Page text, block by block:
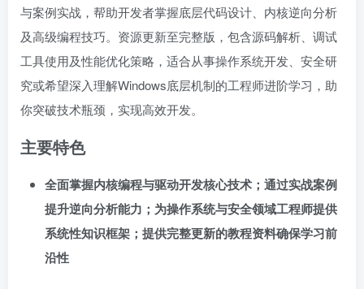
与案例实战，帮助开发者掌握底层代码设计、内核逆向分析
及高级编程技巧。资源更新至完整版，包含源码解析、调试
工具使用及性能优化策略，适合从事操作系统开发、安全研
究或希望深入理解Windows底层机制的工程师进阶学习，助
你突破技术瓶颈，实现高效开发。
主要特色
全面掌握内核编程与驱动开发核心技术；通过实战案例
提升逆向分析能力；为操作系统与安全领域工程师提供
系统性知识框架；提供完整更新的教程资料确保学习前
沿性